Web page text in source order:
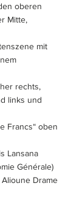
Mitte,
links und
Générale)